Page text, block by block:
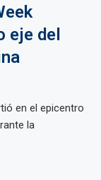
eje del
en el epicentro
la